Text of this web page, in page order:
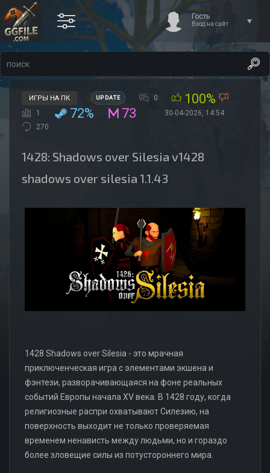
Гость
Вход на сайт
ИГРЫ НА ПК UPDATE 0 100%
1 72% 73
30-04-2026, 14:54
270
1428: Shadows over Silesia v1428
shadows over silesia 1.1.43
1428 Shadows over Silesia - это мрачная
приключенческая игра с элементами экшена и
фэнтези, разворачивающаяся на фоне реальных
событий Европы начала XV века. В 1428 году, когда
религиозные распри охватывают Силезию, на
поверхность выходит не только проверяемая
временем ненависть между людьми, но и гораздо
более зловещие силы из потустороннего мира.